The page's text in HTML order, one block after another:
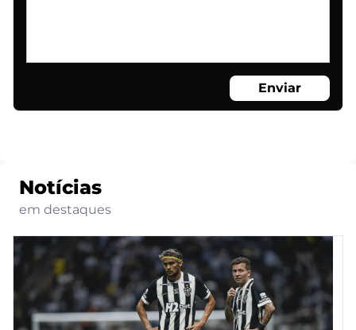
Enviar
Notícias
em destaques